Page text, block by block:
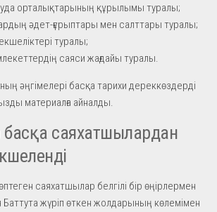
орталықтарының құрылымы туралы;
әдет-ғұрыптары мен салттары туралы;
туралы;
саяси жағдайы туралы.
әңгімелері басқа тарихи дереккөздерді
материалға айналды.
басқа саяхатшылардан
саяхатшылар белгілі бір өңірлермен
Баттута жүріп өткен жолдарының көлемімен